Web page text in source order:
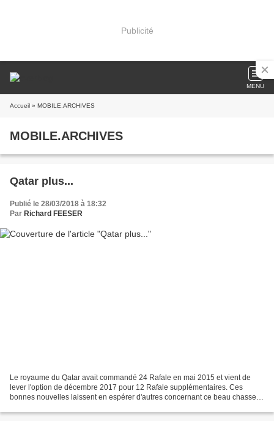
Publicité
MENU
Accueil » MOBILE.ARCHIVES
MOBILE.ARCHIVES
Qatar plus...
Publié le 28/03/2018 à 18:32
Par Richard FEESER
Le royaume du Qatar avait commandé 24 Rafale en mai 2015 et vient de
lever l'option de décembre 2017 pour 12 Rafale supplémentaires. Ces
bonnes nouvelles laissent en espérer d'autres concernant ce beau chasseur